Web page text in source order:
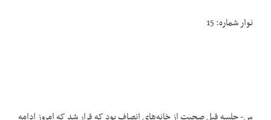
نوار شماره: 15